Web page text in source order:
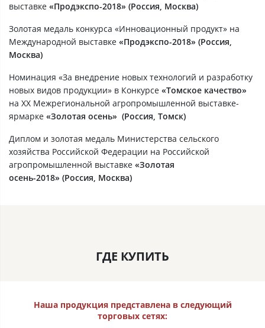
выставке «Продэкспо-2018» (Россия, Москва)
Золотая медаль конкурса «Инновационный продукт» на
Международной выставке «Продэкспо-2018» (Россия,
Москва)
Номинация «За внедрение новых технологий и разработку
новых видов продукции» в Конкурсе «Томское качество»
на XX Межрегиональной агропромышленной выставке-
ярмарке «Золотая осень» (Россия, Томск)
Диплом и золотая медаль Министерства сельского
хозяйства Российской Федерации на Российской
агропромышленной выставке «Золотая
осень-2018» (Россия, Москва)
ГДЕ КУПИТЬ
Наша продукция представлена в следующий
торговых сетях: